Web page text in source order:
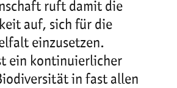
ruft damit die
auf, sich für die
einzusetzen.
ein kontinuierlicher
in fast allen